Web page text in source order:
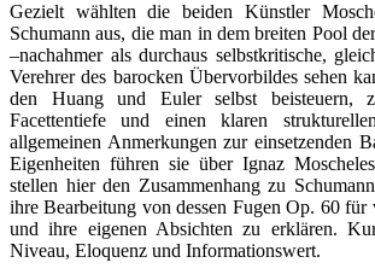
Gezielt wählten die beiden Künstler
Schumann aus, die man in dem breiten Pool
–nachahmer als durchaus selbstkritische,
Verehrer des barocken Übervorbildes sehen
den Huang und Euler selbst beisteuern,
Facettentiefe und einen klaren
allgemeinen Anmerkungen zur einsetzenden
Eigenheiten führen sie über Ignaz
stellen hier den Zusammenhang zu
ihre Bearbeitung von dessen Fugen Op. 60
und ihre eigenen Absichten zu erklären.
Niveau, Eloquenz und Informationswert.